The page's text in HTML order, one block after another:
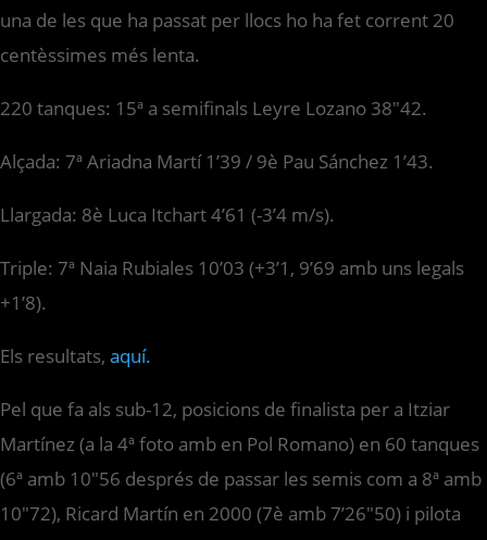
una de les que ha passat per llocs ho ha fet corrent 20
centèssimes més lenta.
220 tanques: 15ª a semifinals Leyre Lozano 38″42.
Alçada: 7ª Ariadna Martí 1’39 / 9è Pau Sánchez 1’43.
Llargada: 8è Luca Itchart 4’61 (-3’4 m/s).
Triple: 7ª Naia Rubiales 10’03 (+3’1, 9’69 amb uns legals
+1’8).
Els resultats, aquí.
Pel que fa als sub-12, posicions de finalista per a Itziar
Martínez (a la 4ª foto amb en Pol Romano) en 60 tanques
(6ª amb 10″56 després de passar les semis com a 8ª amb
10″72), Ricard Martín en 2000 (7è amb 7’26″50) i pilota